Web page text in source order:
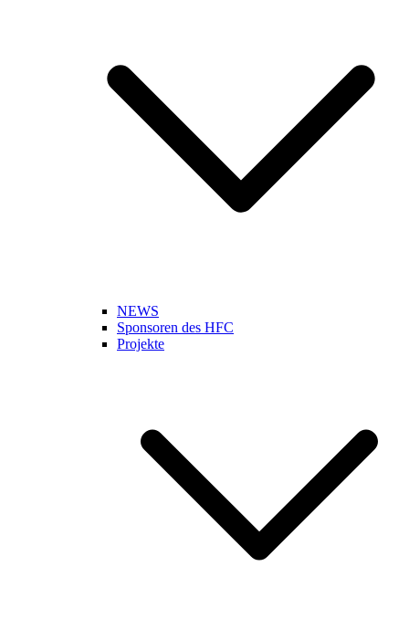
NEWS
Sponsoren des HFC
Projekte